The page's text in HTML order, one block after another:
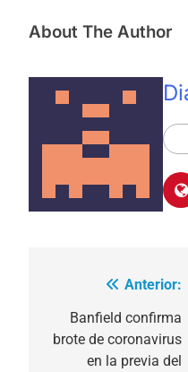
About The Author
Navegación
entradas
Anterior:
Banfield confirma
brote de coronavirus
en la previa del